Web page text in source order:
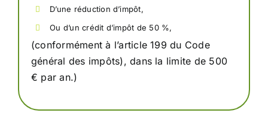
D’une réduction d’impôt,
Ou d’un crédit d’impôt de 50 %,
(conformément à l’article 199 du Code
général des impôts), dans la limite de 500
€ par an.)